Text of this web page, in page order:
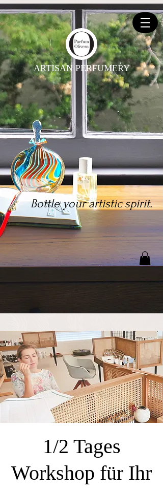
ARTISAN PERFUMERY
Bottle your artistic spirit.
1/2 Tages
Workshop für Ihr